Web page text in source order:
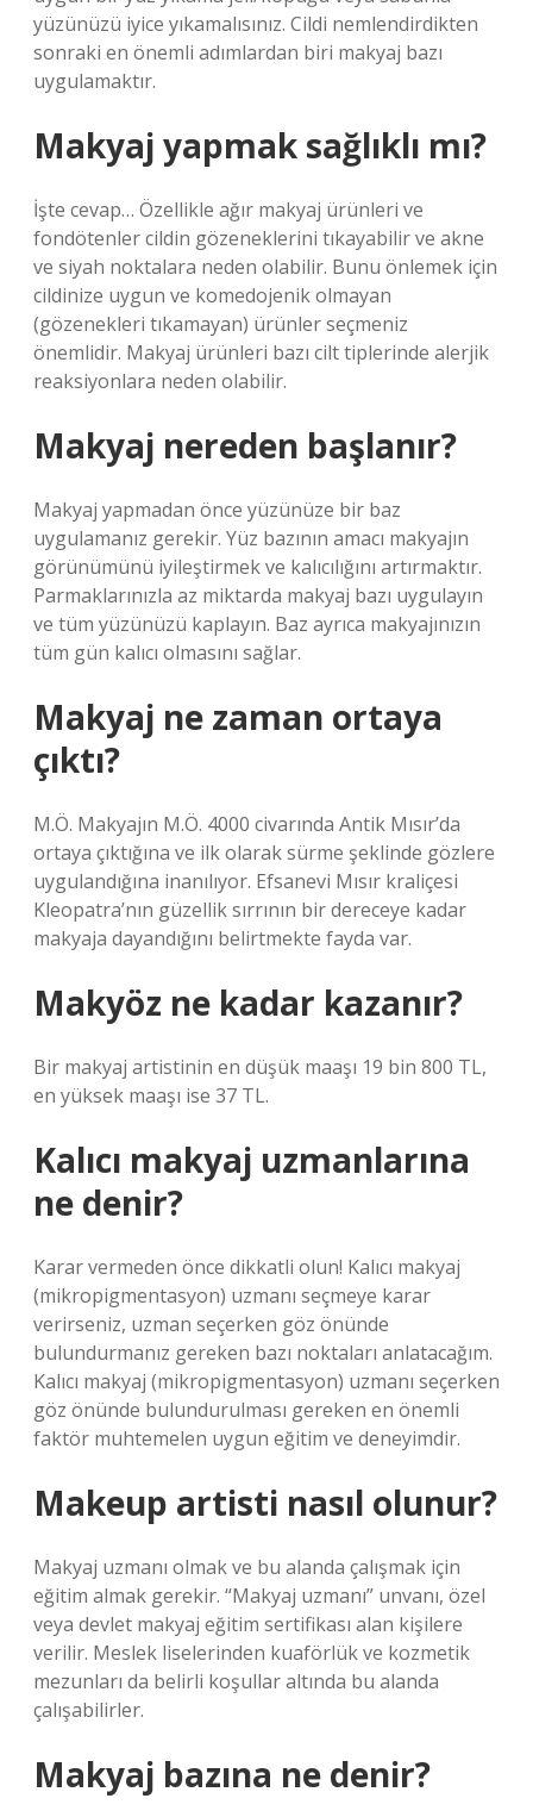
yüzünüzü iyice yıkamalısınız. Cildi nemlendirdikten
sonraki en önemli adımlardan biri makyaj bazı
uygulamaktır.
Makyaj yapmak sağlıklı mı?
İşte cevap… Özellikle ağır makyaj ürünleri ve
fondötenler cildin gözeneklerini tıkayabilir ve akne
ve siyah noktalara neden olabilir. Bunu önlemek için
cildinize uygun ve komedojenik olmayan
(gözenekleri tıkamayan) ürünler seçmeniz
önemlidir. Makyaj ürünleri bazı cilt tiplerinde alerjik
reaksiyonlara neden olabilir.
Makyaj nereden başlanır?
Makyaj yapmadan önce yüzünüze bir baz
uygulamanız gerekir. Yüz bazının amacı makyajın
görünümünü iyileştirmek ve kalıcılığını artırmaktır.
Parmaklarınızla az miktarda makyaj bazı uygulayın
ve tüm yüzünüzü kaplayın. Baz ayrıca makyajınızın
tüm gün kalıcı olmasını sağlar.
Makyaj ne zaman ortaya
çıktı?
M.Ö. Makyajın M.Ö. 4000 civarında Antik Mısır’da
ortaya çıktığına ve ilk olarak sürme şeklinde gözlere
uygulandığına inanılıyor. Efsanevi Mısır kraliçesi
Kleopatra’nın güzellik sırrının bir dereceye kadar
makyaja dayandığını belirtmekte fayda var.
Makyöz ne kadar kazanır?
Bir makyaj artistinin en düşük maaşı 19 bin 800 TL,
en yüksek maaşı ise 37 TL.
Kalıcı makyaj uzmanlarına
ne denir?
Karar vermeden önce dikkatli olun! Kalıcı makyaj
(mikropigmentasyon) uzmanı seçmeye karar
verirseniz, uzman seçerken göz önünde
bulundurmanız gereken bazı noktaları anlatacağım.
Kalıcı makyaj (mikropigmentasyon) uzmanı seçerken
göz önünde bulundurulması gereken en önemli
faktör muhtemelen uygun eğitim ve deneyimdir.
Makeup artisti nasıl olunur?
Makyaj uzmanı olmak ve bu alanda çalışmak için
eğitim almak gerekir. “Makyaj uzmanı” unvanı, özel
veya devlet makyaj eğitim sertifikası alan kişilere
verilir. Meslek liselerinden kuaförlük ve kozmetik
mezunları da belirli koşullar altında bu alanda
çalışabilirler.
Makyaj bazına ne denir?